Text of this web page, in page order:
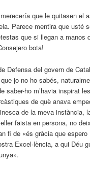
que le quitasen el
Parece mentira que usté
que si llegan a manos
bota!
Defensa del govern de
jo no ho sabés,
saber-ho m’havia inspirat
de què anava
de la meva instància,
faista en persona, no
fi de «és gràcia que espero
Excel·lència, a qui Déu